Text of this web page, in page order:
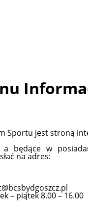
Sportu jest stroną
a będące w
na adres:
– piątek 8.00 – 16.00